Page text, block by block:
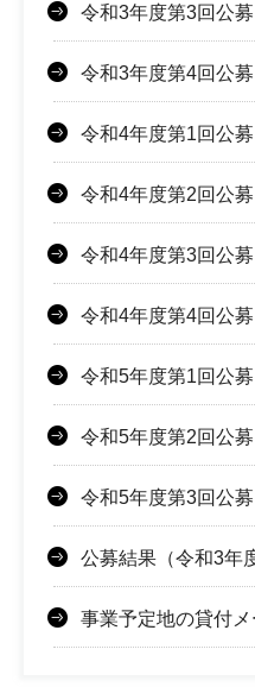
令和3年度第3回公募
令和3年度第4回公募
令和4年度第1回公募
令和4年度第2回公募
令和4年度第3回公募
令和4年度第4回公募
令和5年度第1回公募
令和5年度第2回公募
令和5年度第3回公募
公募結果（令和3年
事業予定地の貸付